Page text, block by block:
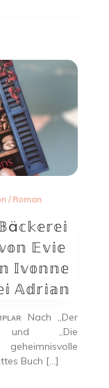
/ Roman
𝔼𝕧𝕚𝕖
𝕀𝕧𝕠𝕟𝕟𝕖
𝔸𝕕𝕣𝕚𝕒𝕟
Nach „Der
und „Die
Buch […]